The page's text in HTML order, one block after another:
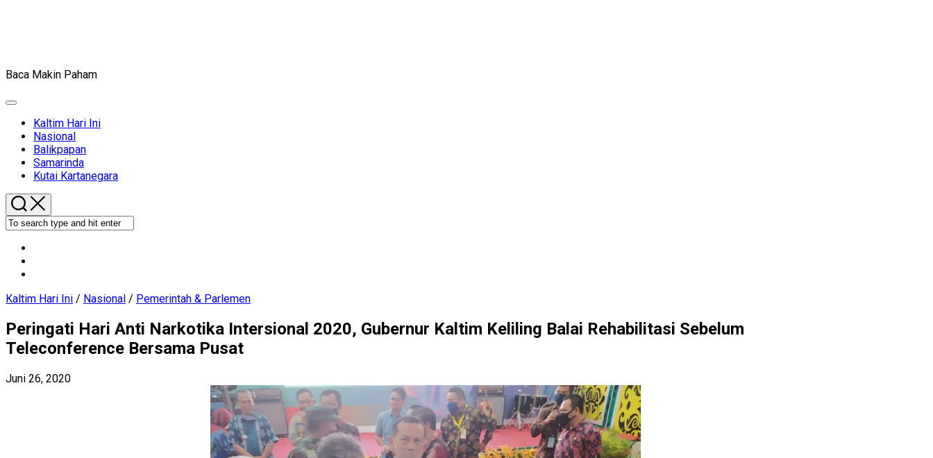
Baca Makin Paham
Expand
Current
Page
Parent
Kaltim Hari Ini
Current
Page
Parent
Nasional
Balikpapan
Samarinda
Kutai Kartanegara
Kaltim Hari Ini / Nasional / Pemerintah & Parlemen
Peringati Hari Anti Narkotika Intersional 2020, Gubernur Kaltim Keliling Balai Rehabilitasi Sebelum
Teleconference Bersama Pusat
Juni 26, 2020